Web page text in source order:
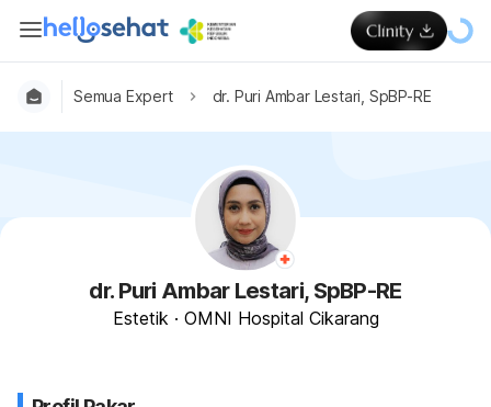
Semua Expert dr. Puri Ambar Lestari, SpBP-RE
dr. Puri Ambar Lestari, SpBP-RE
Estetik · OMNI Hospital Cikarang